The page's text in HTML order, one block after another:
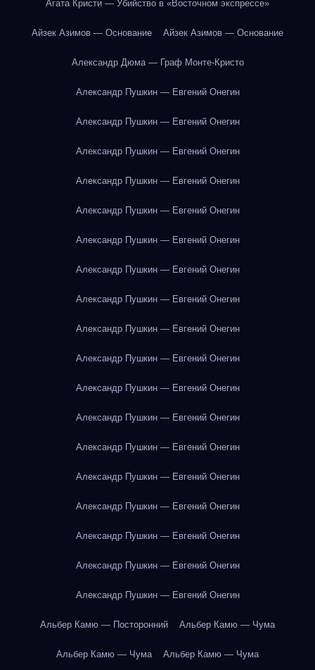
Агата Кристи — Убийство в «Восточном экспрессе»
Айзек Азимов — Основание Айзек Азимов — Основание
Александр Дюма — Граф Монте-Кристо
Александр Пушкин — Евгений Онегин
Александр Пушкин — Евгений Онегин
Александр Пушкин — Евгений Онегин
Александр Пушкин — Евгений Онегин
Александр Пушкин — Евгений Онегин
Александр Пушкин — Евгений Онегин
Александр Пушкин — Евгений Онегин
Александр Пушкин — Евгений Онегин
Александр Пушкин — Евгений Онегин
Александр Пушкин — Евгений Онегин
Александр Пушкин — Евгений Онегин
Александр Пушкин — Евгений Онегин
Александр Пушкин — Евгений Онегин
Александр Пушкин — Евгений Онегин
Александр Пушкин — Евгений Онегин
Александр Пушкин — Евгений Онегин
Александр Пушкин — Евгений Онегин
Александр Пушкин — Евгений Онегин
Альбер Камю — Посторонний Альбер Камю — Чума
Альбер Камю — Чума Альбер Камю — Чума